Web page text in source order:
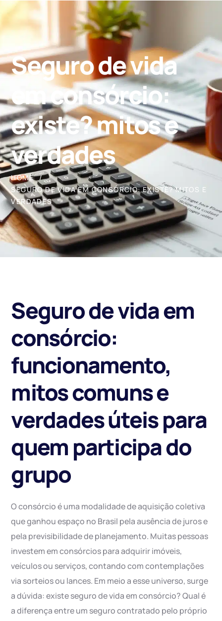
Seguro de vida
em consórcio:
existe? mitos e
verdades
HOME
SEGURO DE VIDA EM CONSÓRCIO: EXISTE? MITOS E
VERDADES
Seguro de vida em
consórcio:
funcionamento,
mitos comuns e
verdades úteis para
quem participa do
grupo
O consórcio é uma modalidade de aquisição coletiva
que ganhou espaço no Brasil pela ausência de juros e
pela previsibilidade de planejamento. Muitas pessoas
investem em consórcios para adquirir imóveis,
veículos ou serviços, contando com contemplações
via sorteios ou lances. Em meio a esse universo, surge
a dúvida: existe seguro de vida em consórcio? Qual é
a diferença entre um seguro contratado pelo próprio